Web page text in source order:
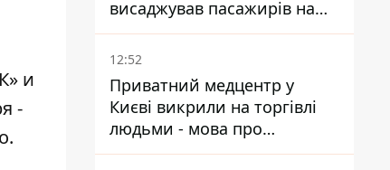
и
-
висаджував пасажирів на
зупинці - пасажирка в
лікарні
12:52
Приватний медцентр у
Києві викрили на торгівлі
людьми - мова про
сурогатне материнство